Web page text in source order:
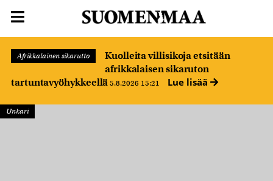
Afrikkalainen sikarutto
Kuolleita villisikoja etsitään
afrikkalaisen sikaruton
tartuntavyöhykkeellä 5.8.2026 15:21 Lue lisää
Unkari